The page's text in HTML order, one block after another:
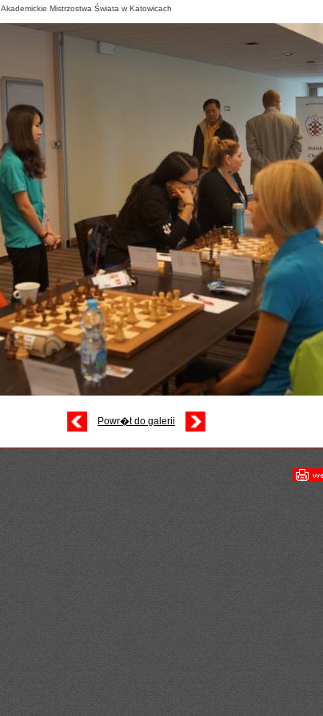
Akademickie Mistrzostwa Świata w Katowicach
Powr�t do galerii